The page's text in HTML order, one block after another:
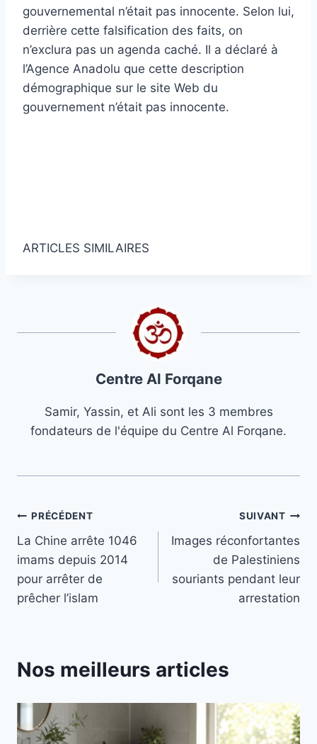
gouvernemental n’était pas innocente. Selon lui,
derrière cette falsification des faits, on
n’exclura pas un agenda caché. Il a déclaré à
l’Agence Anadolu que cette description
démographique sur le site Web du
gouvernement n’était pas innocente.
ARTICLES SIMILAIRES
Centre Al Forqane
Samir, Yassin, et Ali sont les 3 membres
fondateurs de l'équipe du Centre Al Forqane.
Navigation
de
l’article
PRÉCÉDENT
La Chine arrête 1046
imams depuis 2014
pour arrêter de
prêcher l’islam
SUIVANT
Images réconfortantes
de Palestiniens
souriants pendant leur
arrestation
Nos meilleurs articles